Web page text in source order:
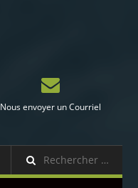
Nous envoyer un Courriel